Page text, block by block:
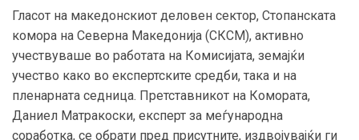
Гласот на македонскиот деловен сектор, Стопанската
комора на Северна Македонија (СКСМ), активно
учествуваше во работата на Комисијата, земајќи
учество како во експертските средби, така и на
пленарната седница. Претставникот на Комората,
Даниел Матракоски, експерт за меѓународна
соработка, се обрати пред присутните, издвојувајќи ги